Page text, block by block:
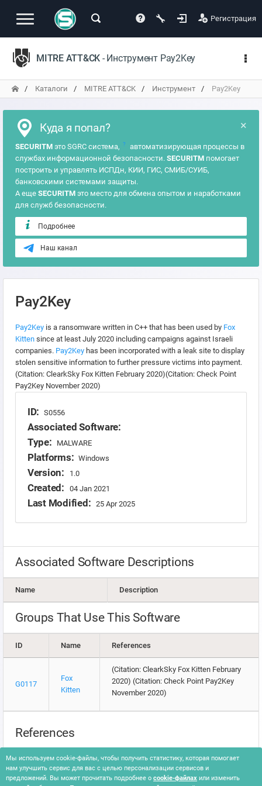
Регистрация
MITRE ATT&CK - Инструмент Pay2Key
Каталоги MITRE ATT&CK Инструмент Pay2Key
×
Куда я попал?
SECURITM это SGRC система, ?
автоматизирующая процессы в
службах информационной безопасности. SECURITM помогает
построить и управлять ИСПДн, КИИ, ГИС, СМИБ/СУИБ,
банковскими системами защиты.
А еще SECURITM это место для обмена опытом и наработками
для служб безопасности.
Подробнее
Наш канал
Pay2Key
Pay2Key is a ransomware written in C++ that has been used by Fox
Kitten since at least July 2020 including campaigns against Israeli
companies. Pay2Key has been incorporated with a leak site to display
stolen sensitive information to further pressure victims into payment.
(Citation: ClearkSky Fox Kitten February 2020)(Citation: Check Point
Pay2Key November 2020)
ID: S0556
Associated Software:
Type:
MALWARE
Platforms: Windows
Version: 1.0
Created: 04 Jan 2021
Last Modified: 25 Apr 2025
Associated Software Descriptions
Name Description
Groups That Use This Software
ID Name References
G0117
Fox
Kitten
(Citation: ClearkSky Fox Kitten February
2020) (Citation: Check Point Pay2Key
November 2020)
References
Check Point. (2020, November 6). Ransomware Alert: Pay2Key.
Retrieved January 4, 2021.
ClearSky. (2020, February 16). Fox Kitten – Widespread Iranian
Мы используем cookie-файлы, чтобы получить статистику, которая помогает
нам улучшить сервис для вас с целью персонализации сервисов и
предложений. Вы может прочитать подробнее о cookie-файлах или изменить